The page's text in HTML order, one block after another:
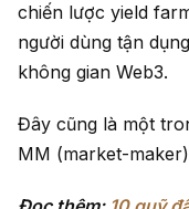
chiến lược yield
người dùng tận
không gian Web3.
Đây cũng là một
MM (market-